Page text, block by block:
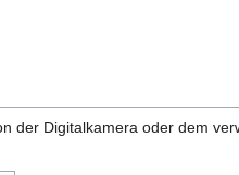
der Digitalkamera oder dem